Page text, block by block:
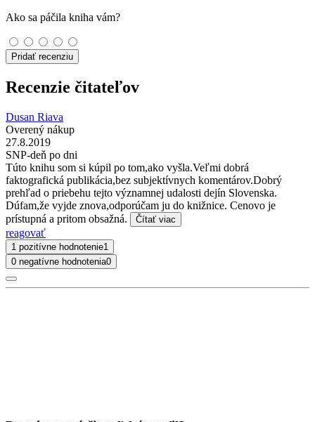
Ako sa páčila kniha vám?
Pridať recenziu
Recenzie čitateľov
Dusan Riava
Overený nákup
27.8.2019
SNP-deň po dni
Túto knihu som si kúpil po tom,ako vyšla.Veľmi dobrá
faktografická publikácia,bez subjektívnych komentárov.Dobrý
prehľad o priebehu tejto významnej udalosti dejín Slovenska.
Dúfam,že vyjde znova,odporúčam ju do knižnice. Cenovo je
prístupná a pritom obsažná.
Čítať viac
reagovať
1 pozitívne hodnotenie1
0 negatívne hodnotenia0